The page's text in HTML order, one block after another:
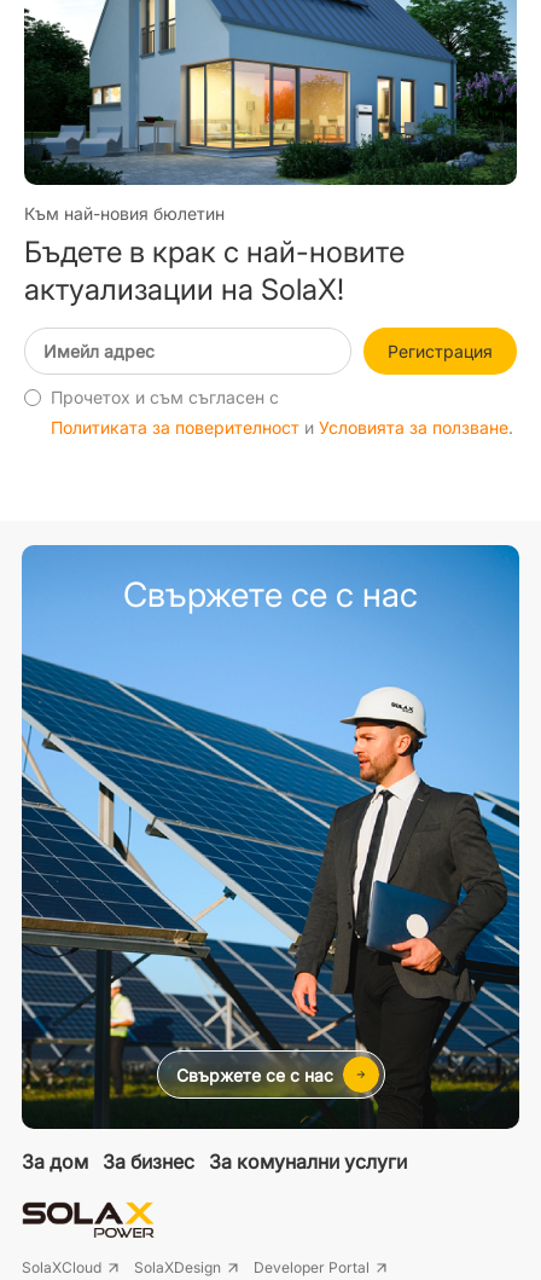
Към най-новия бюлетин
Бъдете в крак с най-новите
актуализации на SolaX!
Регистрация
Прочетох и съм съгласен с
Политиката за поверителност и Условията за ползване.
За дом За бизнес За комунални услуги
SolaXCloud SolaXDesign Developer Portal
Свържете се с нас
Свържете се с нас